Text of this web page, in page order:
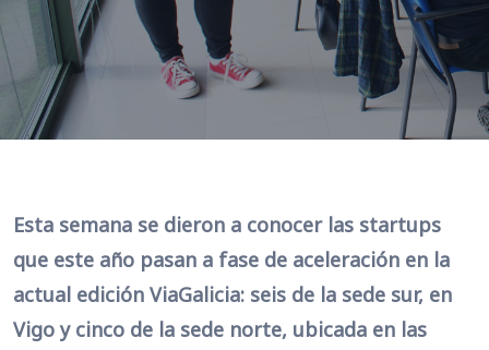
Esta semana se dieron a conocer las startups
que este año pasan a fase de aceleración en la
actual edición ViaGalicia: seis de la sede sur, en
Vigo y cinco de la sede norte, ubicada en las